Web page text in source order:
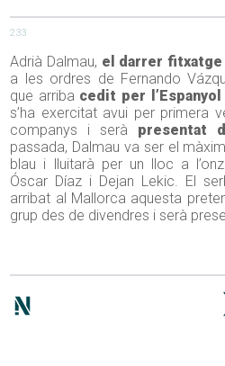
233
Adrià Dalmau, el darrer
a les ordres de Fernando
que arriba cedit per l’Espanyol
s’ha exercitat avui per primera
companys i serà presentat
passada, Dalmau va ser el
blau i lluitarà per un lloc a
Óscar Díaz i Dejan Lekic. El
arribat al Mallorca aquesta
grup des de divendres i serà